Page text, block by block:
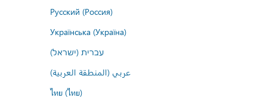
Русский (Россия)
Українська (Україна)
עברית (ישראל)
عربي (المنطقة العربية)
ไทย (ไทย)